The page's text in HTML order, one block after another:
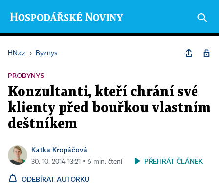
HN.cz › Byznys
PROBYNYS
Konzultanti, kteří chrání své
klienty před bouřkou vlastním
deštníkem
Katka Kropáčová
30. 10. 2014 13:21 ▪ 6 min. čtení PŘEHRÁT ČLÁNEK
ODEBÍRAT AUTORKU